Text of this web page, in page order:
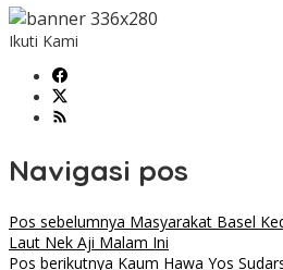
Ikuti Kami
Navigasi pos
Pos sebelumnya Masyarakat Basel
Laut Nek Aji Malam Ini
Pos berikutnya Kaum Hawa Yos